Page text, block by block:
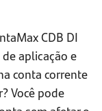
CDB DI
aplicação e
conta corrente
Você pode